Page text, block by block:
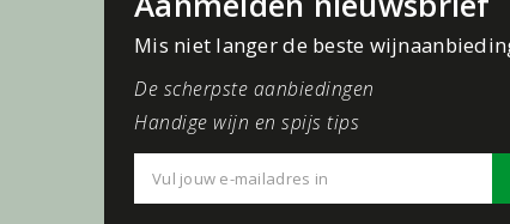
Mis niet langer de beste
De scherpste aanbiedingen
Handige wijn en spijs tips